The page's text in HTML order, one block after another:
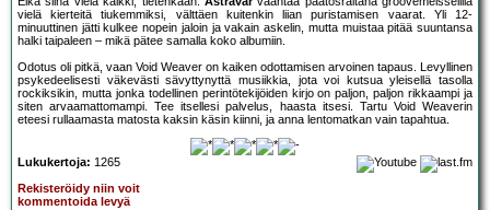
vielä kierteitä tiukemmiksi, välttäen kuitenkin liian puristamisen vaarat. Yli 12-
minuuttinen jätti kulkee nopein jaloin ja vakain askelin, mutta muistaa pitää suuntansa
halki taipaleen – mikä pätee samalla koko albumiin.
Odotus oli pitkä, vaan Void Weaver on kaiken odottamisen arvoinen tapaus. Levyllinen
psykedeelisesti väkevästi sävyttynyttä musiikkia, jota voi kutsua yleisellä tasolla
rockiksikin, mutta jonka todellinen perintötekijöiden kirjo on paljon, paljon rikkaampi ja
siten arvaamattomampi. Tee itsellesi palvelus, haasta itsesi. Tartu Void Weaverin
eteesi rullaamasta matosta kaksin käsin kiinni, ja anna lentomatkan vain tapahtua.
Lukukertoja: 1265
Rekisteröidy niin voit
kommentoida levyä